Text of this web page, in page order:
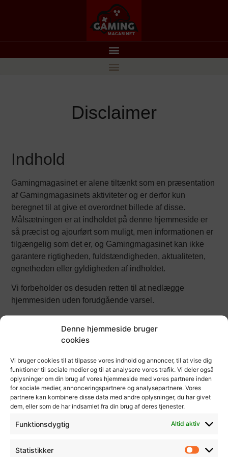
Denne hjemmeside bruger
cookies
Vi bruger cookies til at tilpasse vores indhold og annoncer, til at vise dig
funktioner til sociale medier og til at analysere vores trafik. Vi deler også
oplysninger om din brug af vores hjemmeside med vores partnere inden
for sociale medier, annonceringspartnere og analysepartnere. Vores
partnere kan kombinere disse data med andre oplysninger, du har givet
dem, eller som de har indsamlet fra din brug af deres tjenester.
Funktionsdygtig Altid aktiv
Statistikker
Disclaimer
Indhold
Gamingmagasinet er alene tiltænkt som en præsentation
af Gamingmagasinets aktiviteter og er derfor kun
beregnet til at give et overordnet billede af disse.
Målsætningen er at indholdet på denne hjemmeside er
så præcist og ajourført som muligt, men informationen er
tilgængelig som det er, og Gamingmagasinet kan ikke
garantere rigtigheden, fuldstændigheden, aktualiteten,
egnetheden eller gyldigheden af indholdet.
Vi forbeholder os desuden retten til at nedlægge
hjemmesiden uden forudgående varsel.
Ansvarsfraskrivelse
vurderinger og 3. parter.
Gamingmagasinet fratager sig ansvar i forbindelse med
direkte eller indirekte tab opstået som følge af adgang
eller brug af indholdet på denne hjemmeside, eller sider
om hjemmesidens indhold er præcist eller komplet.
Denne hjemmeside indeholder links til tredjepart